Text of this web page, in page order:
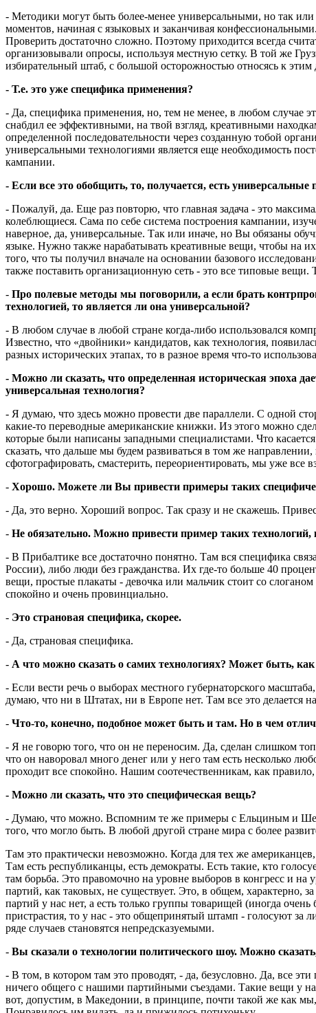
- Методики могут быть более-менее универсальными, но так
моментов, начиная с языковых и заканчивая
Проверить достаточно сложно. Поэтому приходится всегда
организовывали опросы, используя местную сетку. В той же
избирательный штаб, с большой осторожностью относясь к
- Т.е. это уже специфика применения?
- Да, специфика применения, но, тем не менее, в любом случае
снабдил ее эффективными, на твой взгляд, креативными
определенной последовательности через созданную тобой
универсальными технологиями является еще необходимость
кампании.
- Если все это обобщить, то, получается, есть
- Пожалуй, да. Еще раз повторю, что главная задача - это
колеблющиеся. Сама по себе система построения кампании,
наверное, да, универсальные. Так или иначе, но Вы обязаны
языке. Нужно также нарабатывать креативные вещи, чтобы на
того, что ты получил вначале на основании базового
также поставить организационную сеть - это все типовые
- Про полевые методы мы поговорили, а если брать
технологией, то является ли она универсальной?
- В любом случае в любой стране когда-либо использовался
Известно, что «двойники» кандидатов, как технология,
разных исторических этапах, то в разное время что-то
- Можно ли сказать, что определенная историческая эпоха
универсальная технология?
- Я думаю, что здесь можно провести две параллели. С одной
какие-то переводные американские книжки. Из этого можно
которые были написаны западными специалистами. Что
сказать, что дальше мы будем развиваться в том же
сфотографировать, смастерить, переориентировать, мы уже
- Хорошо. Можете ли Вы привести примеры таких
- Да, это верно. Хороший вопрос. Так сразу и не скажешь.
- Не обязательно. Можно привести пример таких
- В Прибалтике все достаточно понятно. Там вся специфика
России), либо люди без гражданства. Их где-то больше 40
вещи, простые плакаты - девочка или мальчик стоит со
спокойно и очень провинциально.
- Это страновая специфика, скорее.
- Да, страновая специфика.
- А что можно сказать о самих технологиях? Может быть,
- Если вести речь о выборах местного губернаторского
думаю, что ни в Штатах, ни в Европе нет. Там все это делается
- Что-то, конечно, подобное может быть и там. Но в чем
- Я не говорю того, что он не переносим. Да, сделан слишком
что он наворовал много денег или у него там есть несколько
проходит все спокойно. Нашим соотечественникам, как правило,
- Можно ли сказать, что это специфическая вещь?
- Думаю, что можно. Вспомним те же примеры с Ельциным и
того, что могло быть. В любой другой стране мира с более
Там это практически невозможно. Когда для тех же
Там есть республиканцы, есть демократы. Есть такие, кто
там борьба. Это правомочно на уровне выборов в конгресс и на
партий, как таковых, не существует. Это, в общем,
партий у нас нет, а есть только группы товарищей (иногда
пристрастия, то у нас - это общепринятый штамп - голосуют за
ряде случаев становятся непредсказуемыми.
- Вы сказали о технологии политического шоу. Можно
- В том, в котором там это проводят, - да, безусловно. Да, все
ничего общего с нашими партийными съездами. Такие вещи у
вот, допустим, в Македонии, в принципе, почти такой же как